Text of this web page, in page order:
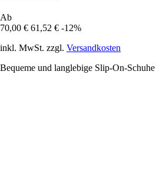
Ab
70,00 € 61,52 € -12%
inkl. MwSt. zzgl. Versandkosten
Bequeme und langlebige Slip-On-